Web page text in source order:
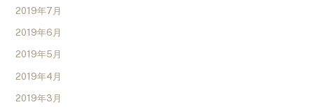
2019年7月
2019年6月
2019年5月
2019年4月
2019年3月